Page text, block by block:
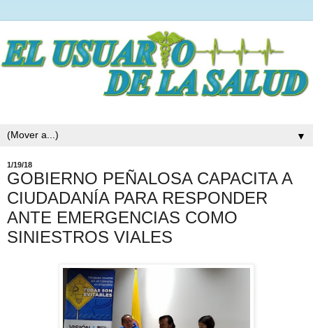
▼
1/19/18
GOBIERNO PEÑALOSA CAPACITA A
CIUDADANÍA PARA RESPONDER
ANTE EMERGENCIAS COMO
SINIESTROS VIALES